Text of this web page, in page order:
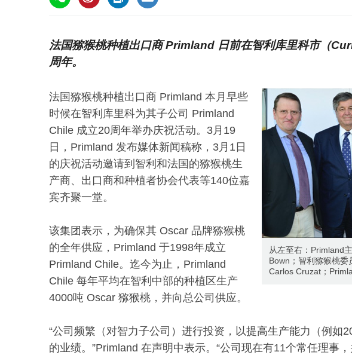
法国猕猴桃种植出口商 Primland 日前在智利库里科市（
周年。
从左至右：Primland
Bown；智利猕猴桃
Carlos Cruzat；
法国猕猴桃种植出口商 Primland 本月早些
时候在智利库里科为其子公司 Primland
Chile 成立20周年举办庆祝活动。3月19
日，Primland 发布媒体新闻稿称，3月1日
的庆祝活动邀请到智利和法国的猕猴桃生
产商、出口商和种植者协会代表等140位嘉
宾齐聚一堂。
该集团表示，为确保其 Oscar 品牌猕猴桃
的全年供应，Primland 于1998年成立
Primland Chile。迄今为止，Primland
Chile 每年平均在智利中部的种植区生产
4000吨 Oscar 猕猴桃，并向总公司供应。
“公司频繁（对智力子公司）进行投资，以提高生产能力（例如
的业绩。”Primland 在声明中表示。“公司现在有11个常任理事